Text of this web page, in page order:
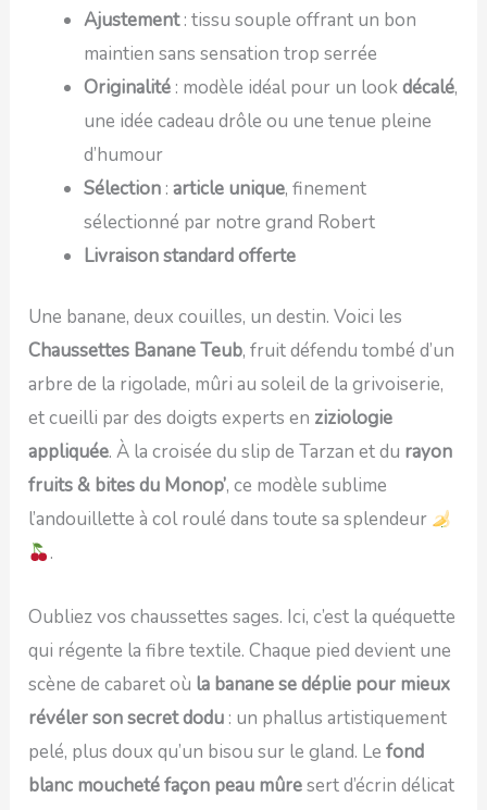
Ajustement: tissu souple offrant un bon
maintien sans sensation trop serrée
Originalité : modèle idéal pour un lookdécalé,
une idée cadeau drôle ou une tenue pleine
d’humour
Sélection :article unique, finement
sélectionné par notre grand Robert
Livraison standard offerte
Une banane, deux couilles, un destin. Voici les
Chaussettes Banane Teub, fruit défendu tombé d’un
arbre de la rigolade, mûri au soleil de la grivoiserie,
et cueilli par des doigts experts en ziziologie
appliquée. À la croisée du slip de Tarzan et du rayon
fruits & bites du Monop’, ce modèle sublime
l’andouillette à col roulé dans toute sa splendeur
.
Oubliez vos chaussettes sages. Ici, c’est la quéquette
qui régente la fibre textile. Chaque pied devient une
scène de cabaret où la banane se déplie pour mieux
révéler son secret dodu : un phallus artistiquement
pelé, plus doux qu’un bisou sur le gland. Lefond
blanc moucheté façon peau mûresert d’écrin délicat